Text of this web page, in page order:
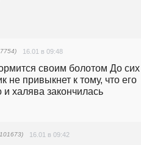
16.01 в 09:48
своим болотом До
не привыкнет к тому, что его
халява закончилась
16.01 в 09:42